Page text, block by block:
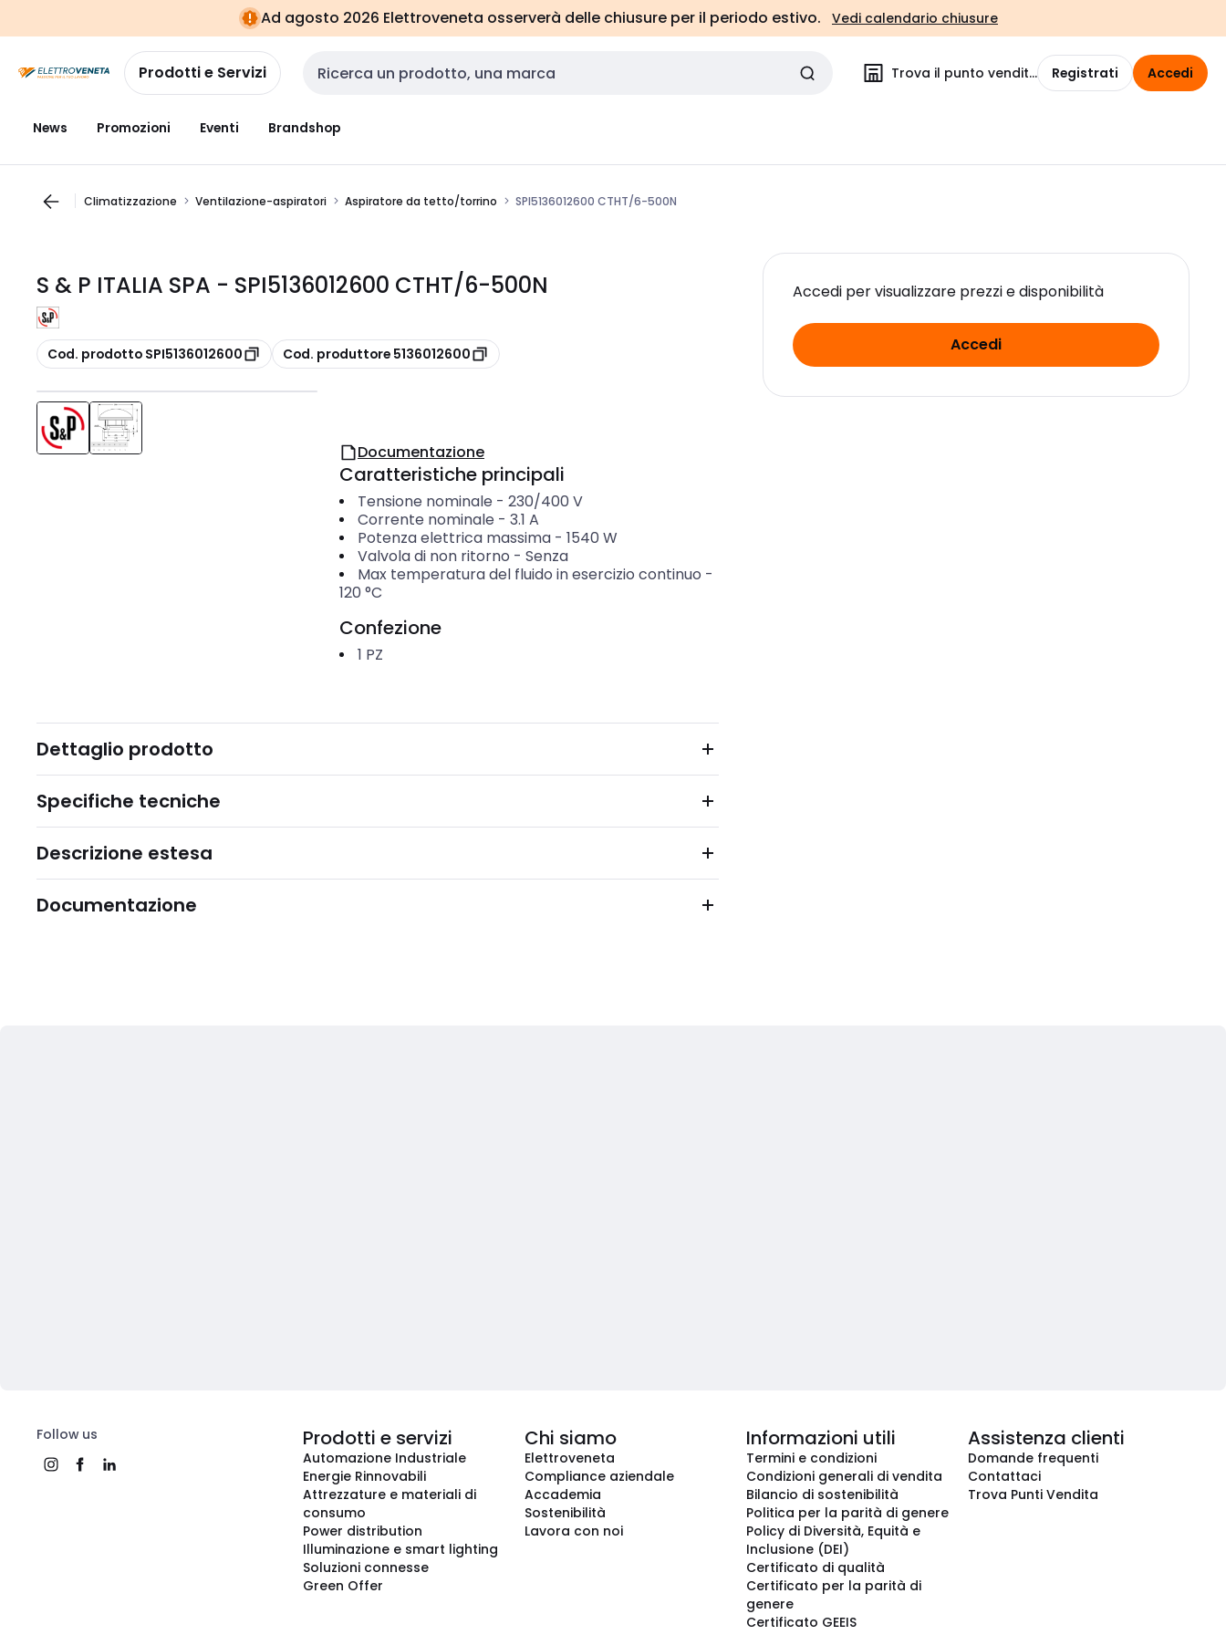
navigazionealla
pagina
Ad agosto 2026 Elettroveneta osserverà delle chiusure per il periodo estivo. Vedi calendario chiusure
Prodotti e Servizi Cerca input Trova il punto vendita Registrati Accedi
News Promozioni Eventi Brandshop
Climatizzazione Ventilazione-aspiratori Aspiratore da tetto/torrino SPI5136012600 CTHT/6-500N
S & P ITALIA SPA - SPI5136012600 CTHT/6-500N
copia
Cod. prodotto SPI5136012600 copia
Cod. produttore 5136012600
Accedi per visualizzare prezzi e disponibilità
Accedi
Documentazione
Caratteristiche principali
Tensione nominale - 230/400 V
Corrente nominale - 3.1 A
Potenza elettrica massima- 1540 W
Valvola di non ritorno - Senza
Max temperatura del fluido in esercizio continuo -
120 °C
Confezione
1 PZ
Dettaglio prodotto
Specifiche tecniche
Descrizione estesa
Documentazione
Follow us Prodotti e servizi
Automazione Industriale
Energie Rinnovabili
Attrezzature e materiali di
consumo
Power distribution
Illuminazione e smart lighting
Soluzioni connesse
Green Offer
Chi siamo
Elettroveneta
Compliance aziendale
Accademia
Sostenibilità
Lavora con noi
Informazioni utili
Termini e condizioni
Condizioni generali di vendita
Bilancio di sostenibilità
Politica per la parità di genere
Policy di Diversità, Equità e
Inclusione (DEI)
Certificato di qualità
Certificato per la parità di
genere
Certificato GEEIS
Assistenza clienti
Domande frequenti
Contattaci
Trova Punti Vendita